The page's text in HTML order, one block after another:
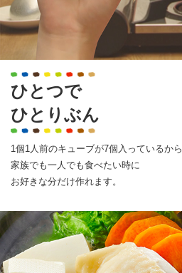
ひとつで
ひとりぶん
1個1人前のキューブが7個入っているから
家族でも一人でも食べたい時に
お好きな分だけ作れます。